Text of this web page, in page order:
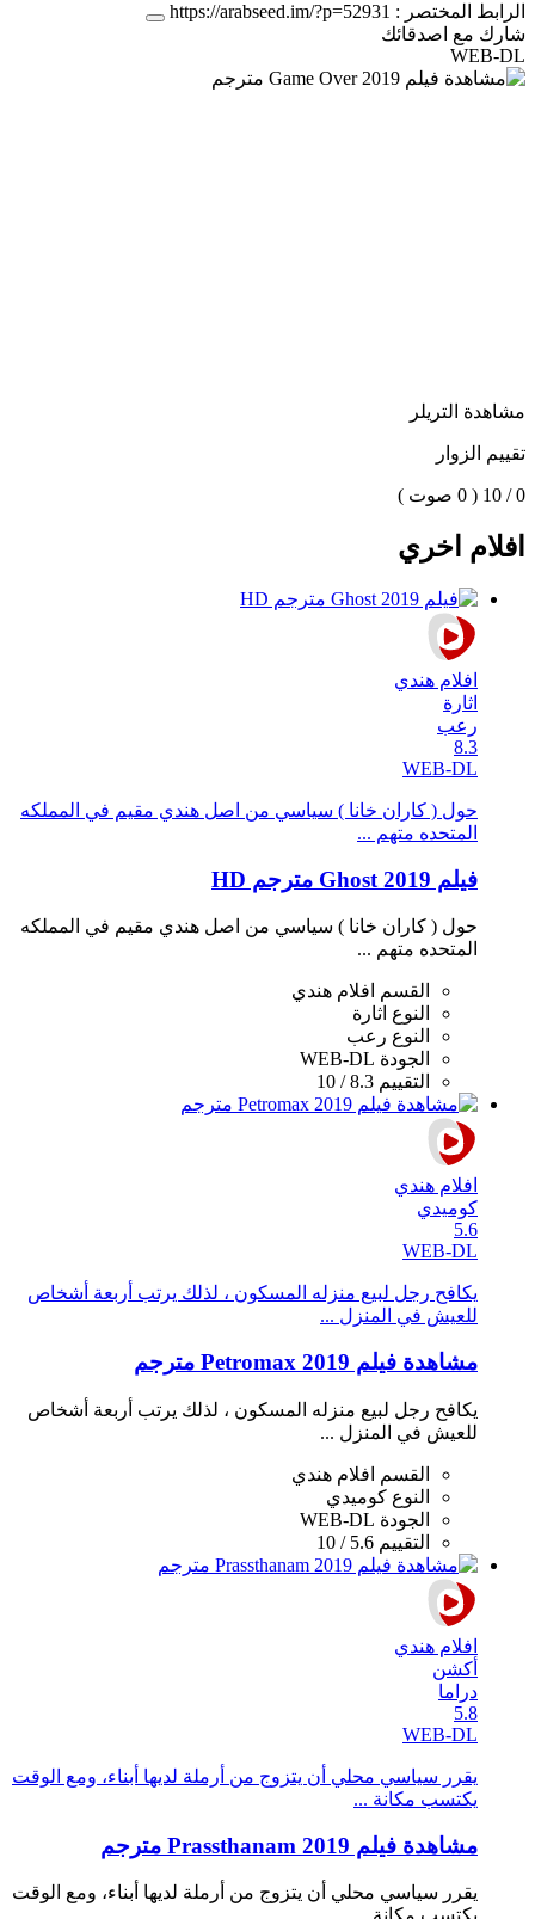
الرابط المختصر : https://arabseed.im/?p=52931
شارك مع اصدقائك
WEB-DL
مشاهدة التريلر
تقييم الزوار
0 / 10 ( 0 صوت )
افلام اخري
افلام هندي
اثارة
رعب
8.3
WEB-DL
حول ( كاران خانا ) سياسي من اصل هندي مقيم في المملكه
المتحده متهم ...
فيلم Ghost 2019 مترجم HD
حول ( كاران خانا ) سياسي من اصل هندي مقيم في المملكه
المتحده متهم ...
القسم
افلام هندي
النوع اثارة
النوع رعب
الجودة WEB-DL
التقييم 8.3 / 10
افلام هندي
كوميدي
5.6
WEB-DL
يكافح رجل لبيع منزله المسكون ، لذلك يرتب أربعة أشخاص
للعيش في المنزل ...
مشاهدة فيلم Petromax 2019 مترجم
يكافح رجل لبيع منزله المسكون ، لذلك يرتب أربعة أشخاص
للعيش في المنزل ...
القسم
افلام هندي
النوع كوميدي
الجودة WEB-DL
التقييم 5.6 / 10
افلام هندي
أكشن
دراما
5.8
WEB-DL
يقرر سياسي محلي أن يتزوج من أرملة لديها أبناء، ومع الوقت
يكتسب مكانة ...
مشاهدة فيلم Prassthanam 2019 مترجم
يقرر سياسي محلي أن يتزوج من أرملة لديها أبناء، ومع الوقت